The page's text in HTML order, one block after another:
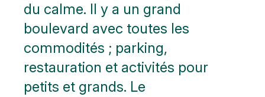
du calme. Il y a un grand
boulevard avec toutes les
commodités ; parking,
restauration et activités pour
petits et grands. Le